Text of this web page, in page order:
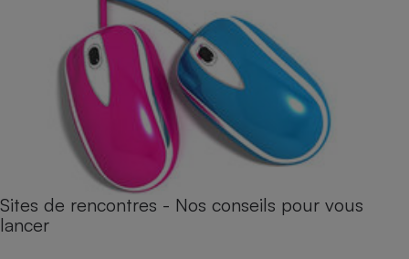
Sites de rencontres - Nos conseils pour vous
lancer